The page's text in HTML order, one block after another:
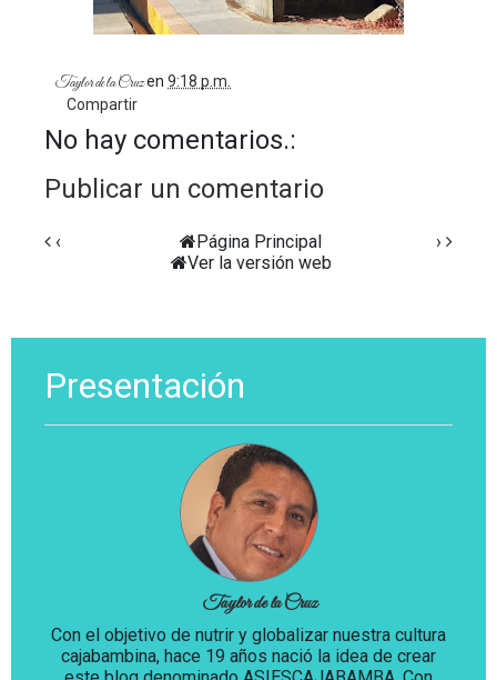
Taylor de la Cruzen 9:18 p.m.
Compartir
No hay comentarios.:
Publicar un comentario
‹ ›
Página Principal
Ver la versión web
Presentación
Taylor de la Cruz
Con el objetivo de nutrir y globalizar nuestra cultura
cajabambina, hace 19 años nació la idea de crear